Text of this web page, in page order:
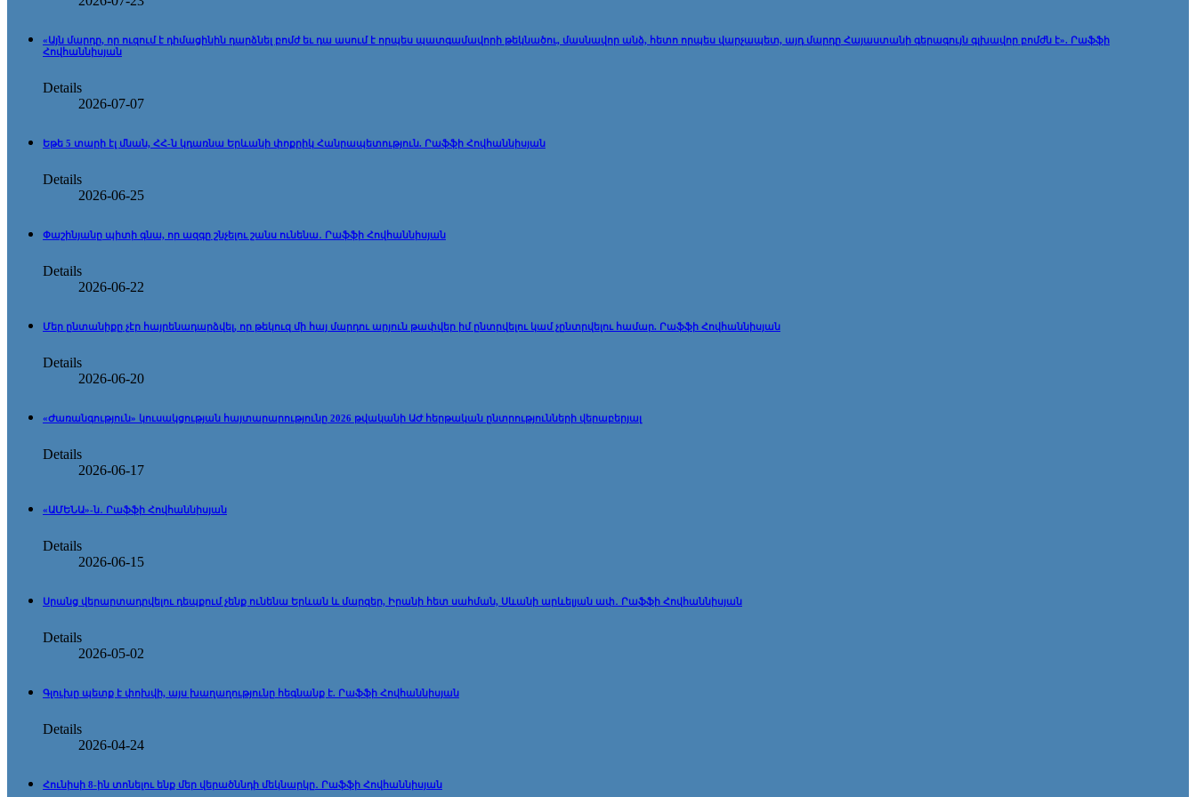
«Այն մարդը, որ ուզում է դիմացինին դարձնել բոմժ եւ դա ասում է որպես պատգամավորի թեկնածու, մասնավոր անձ, հետո որպես վարչապետ, այդ մարդը Հայաստանի գերագույն գլխավոր բոմժն է». Րաֆֆի
Հովհաննիսյան
Details
2026-07-07
Եթե 5 տարի էլ մնան, ՀՀ-ն կդառնա Երևանի փոքրիկ Հանրապետություն. Րաֆֆի Հովհաննիսյան
Details
2026-06-25
Փաշինյանը պիտի գնա, որ ազգը շնչելու շանս ունենա․ Րաֆֆի Հովհաննիսյան
Details
2026-06-22
Մեր ընտանիքը չէր հայրենադարձվել, որ թեկուզ մի հայ մարդու արյուն թափվեր իմ ընտրվելու կամ չընտրվելու համար. Րաֆֆի Հովհաննիսյան
Details
2026-06-20
«Ժառանգություն» կուսակցության հայտարարությունը 2026 թվականի ԱԺ հերթական ընտրությունների վերաբերյալ
Details
2026-06-17
«ԱՄԵՆԱ»-ն․ Րաֆֆի Հովհաննիսյան
Details
2026-06-15
Սրանց վերարտադրվելու դեպքում չենք ունենա Երևան և մարզեր, Իրանի հետ սահման, Սևանի արևելյան ափ․ Րաֆֆի Հովհաննիսյան
Details
2026-05-02
Գլուխը պետք է փոխվի, այս խաղաղությունը հեգնանք է. Րաֆֆի Հովհաննիսյան
Details
2026-04-24
Հունիսի 8-ին տոնելու ենք մեր վերածննդի մեկնարկը․ Րաֆֆի Հովհաննիսյան